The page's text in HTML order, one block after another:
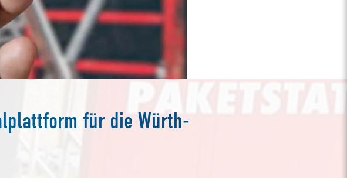
für die Würth-